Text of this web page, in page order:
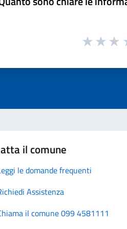
il comune
le domande frequenti
Assistenza
il comune 099 4581111